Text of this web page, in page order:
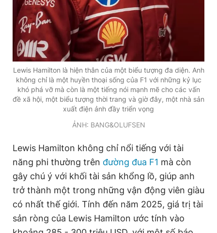
Lewis Hamilton là hiện thân của một biểu tượng đa diện. Anh
không chỉ là một huyền thoại sống của F1 với những kỷ lục
khó phá vỡ mà còn là một tiếng nói mạnh mẽ cho các vấn
đề xã hội, một biểu tượng thời trang và giờ đây, một nhà sản
xuất điện ảnh đầy triển vọng
ẢNH: BANG&OLUFSEN
Lewis Hamilton không chỉ nổi tiếng với tài
năng phi thường trên đường đua F1 mà còn
gây chú ý với khối tài sản khổng lồ, giúp anh
trở thành một trong những vận động viên giàu
có nhất thế giới. Tính đến năm 2025, giá trị tài
sản ròng của Lewis Hamilton ước tính vào